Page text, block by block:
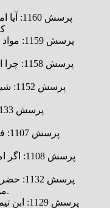
پرسش
پرسش
پرسش
پرسش
پرسش
من مات و لم یعرف ... را شرح دهید.
پرسش